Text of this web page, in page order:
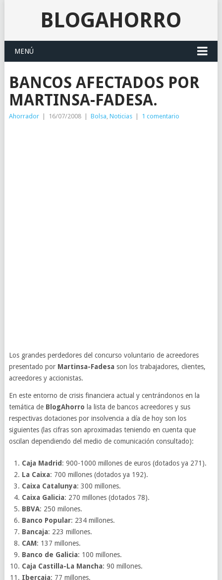
BLOGAHORRO
MENÚ
BANCOS AFECTADOS POR
MARTINSA-FADESA.
Ahorrador 16/07/2008 Bolsa, Noticias 1 comentario
Los grandes perdedores del concurso voluntario de acreedores
presentado por Martinsa-Fadesa son los trabajadores, clientes,
acreedores y accionistas.
En este entorno de crisis financiera actual y centrándonos en la
temática de BlogAhorro la lista de bancos acreedores y sus
respectivas dotaciones por insolvencia a día de hoy son los
siguientes (las cifras son aproximadas teniendo en cuenta que
oscilan dependiendo del medio de comunicación consultado):
Caja Madrid : 900-1000 millones de euros (dotados ya 271).
La Caixa: 700 millones (dotados ya 192).
Caixa Catalunya: 300 millones.
Caixa Galicia: 270 millones (dotados 78).
BBVA: 250 milones.
Banco Popular: 234 millones.
Bancaja: 223 millones.
CAM: 137 millones.
Banco de Galicia: 100 millones.
Caja Castilla-La Mancha: 90 millones.
Ibercaja: 77 millones.